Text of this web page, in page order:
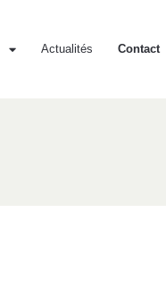
Actualités Contact